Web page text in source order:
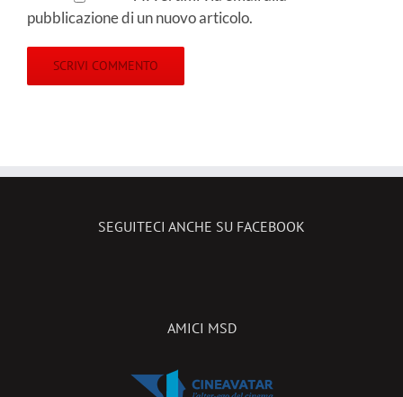
pubblicazione di un nuovo articolo.
SEGUITECI ANCHE SU FACEBOOK
AMICI MSD